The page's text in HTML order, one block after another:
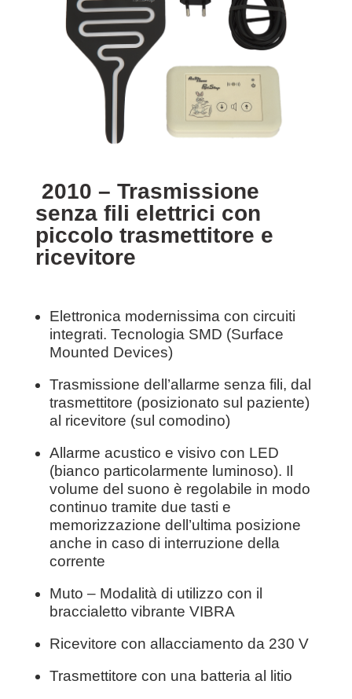
2010 – Trasmissione
senza fili elettrici con
piccolo trasmettitore e
ricevitore
Elettronica modernissima con circuiti
integrati. Tecnologia SMD (Surface
Mounted Devices)
Trasmissione dell’allarme senza fili, dal
trasmettitore (posizionato sul paziente)
al ricevitore (sul comodino)
Allarme acustico e visivo con LED
(bianco particolarmente luminoso). Il
volume del suono è regolabile in modo
continuo tramite due tasti e
memorizzazione dell’ultima posizione
anche in caso di interruzione della
corrente
Muto – Modalità di utilizzo con il
braccialetto vibrante VIBRA
Ricevitore con allacciamento da 230 V
Trasmettitore con una batteria al litio